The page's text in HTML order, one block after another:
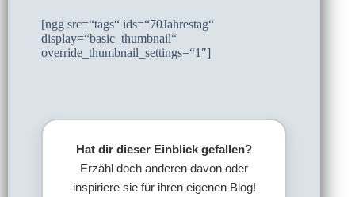
[ngg src=“tags“ ids=“70Jahrestag“
display=“basic_thumbnail“
override_thumbnail_settings=“1″]
Hat dir dieser Einblick gefallen?
Erzähl doch anderen davon oder
inspiriere sie für ihren eigenen Blog!